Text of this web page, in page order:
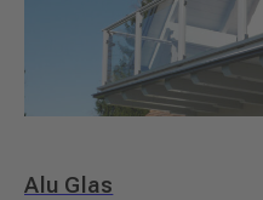
Alu Glas